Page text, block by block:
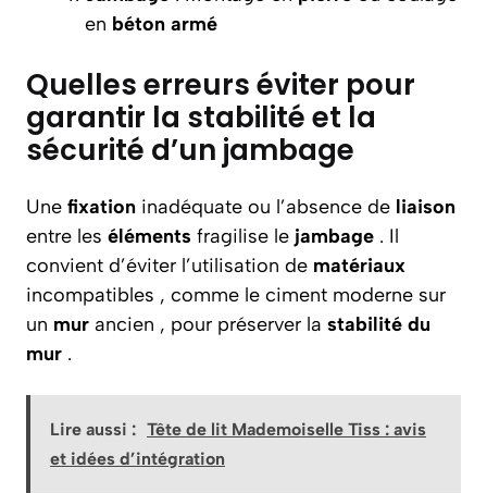
en béton armé
Quelles erreurs éviter pour
garantir la stabilité et la
sécurité d’un jambage
Une fixation inadéquate ou l’absence de liaison
entre les éléments fragilise le jambage . Il
convient d’éviter l’utilisation de matériaux
incompatibles , comme le ciment moderne sur
un mur ancien , pour préserver la stabilité du
mur .
Lire aussi : Tête de lit Mademoiselle Tiss : avis
et idées d’intégration